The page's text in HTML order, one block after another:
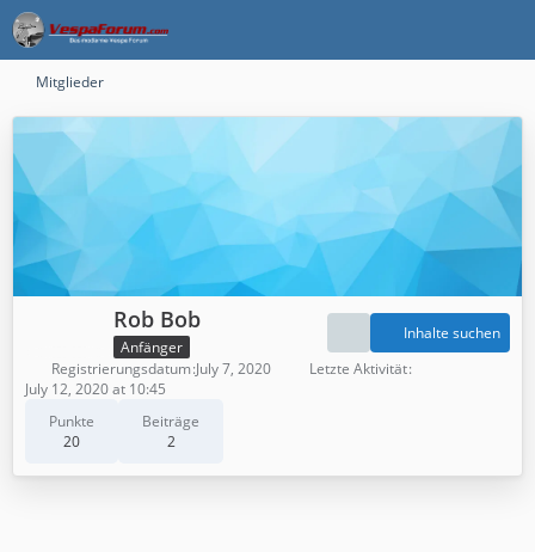
Mitglieder
Rob Bob
Anfänger
Punkte
20
Beiträge
2
Inhalte suchen
Registrierungsdatum July 7, 2020
Letzte Aktivität
July 12, 2020 at 10:45